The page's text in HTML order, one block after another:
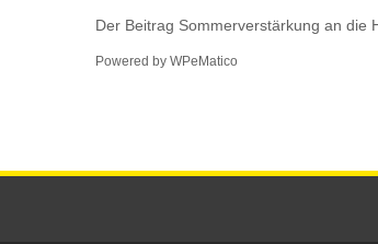
Der Beitrag Sommerverstärkung an die
Powered by WPeMatico